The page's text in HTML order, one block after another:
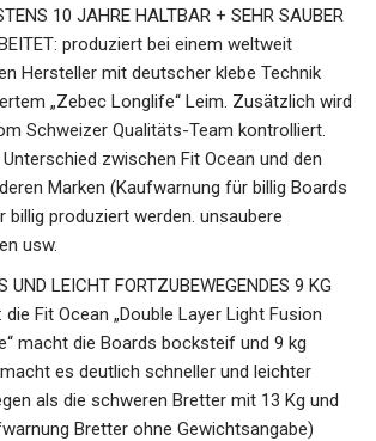
10 JAHRE HALTBAR + SEHR SAUBER
produziert bei einem weltweit
Hersteller mit deutscher klebe Technik
„Zebec Longlife“ Leim. Zusätzlich wird
Schweizer Qualitäts-Team kontrolliert.
zwischen Fit Ocean und den
Marken (Kaufwarnung für billig Boards
billig produziert werden. unsaubere
usw.
UND LEICHT FORTZUBEWEGENDES 9 KG
die Fit Ocean „Double Layer Light Fusion
macht die Boards bocksteif und 9 kg
es deutlich schneller und leichter
als die schweren Bretter mit 13 Kg und
Bretter ohne Gewichtsangabe)